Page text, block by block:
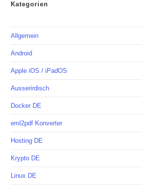
Kategorien
Allgemein
Android
Apple iOS / iPadOS
Ausserirdisch
Docker DE
eml2pdf Konverter
Hosting DE
Krypto DE
Linux DE